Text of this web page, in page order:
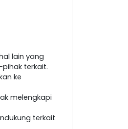
lain yang
terkait.
ke
melengkapi
terkait